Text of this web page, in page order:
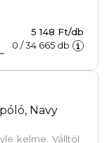
5 148 Ft/db
0 /34 665 db
Navy
kelme. Válltól